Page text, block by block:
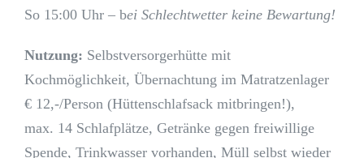
So 15:00 Uhr – bei Schlechtwetter keine Bewartung!
Nutzung: Selbstversorgerhütte mit
Kochmöglichkeit, Übernachtung im Matratzenlager
€ 12,-/Person (Hüttenschlafsack mitbringen!),
max. 14 Schlafplätze, Getränke gegen freiwillige
Spende, Trinkwasser vorhanden, Müll selbst wieder